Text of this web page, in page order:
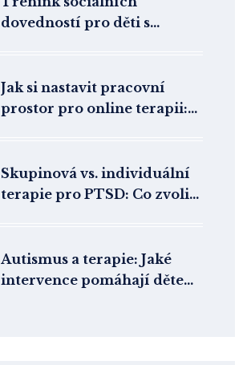
dovedností pro děti s
skutečně pomáhá
Jak si nastavit pracovní
prostor pro online terapii:
Skupinová vs. individuální
terapie pro PTSD: Co zvolit
Autismus a terapie: Jaké
intervence pomáhají dětem